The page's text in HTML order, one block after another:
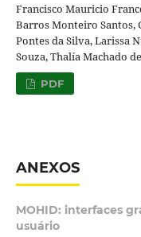
Francisco Mauricio
Barros Monteiro Santos,
Pontes da Silva, Larissa
Souza, Thalía Machado
PDF
ANEXOS
MOHID: interfaces
usuário